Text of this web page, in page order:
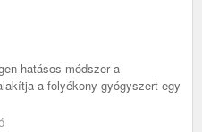
hatásos módszer a
a folyékony gyógyszert egy